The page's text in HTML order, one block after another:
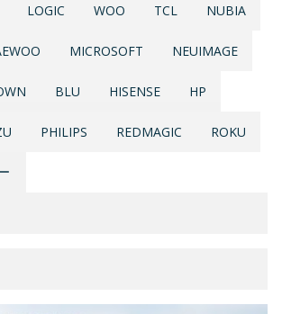
LOGIC WOO TCL NUBIA
MICROSOFT NEUIMAGE
BLU HISENSE HP
PHILIPS REDMAGIC ROKU